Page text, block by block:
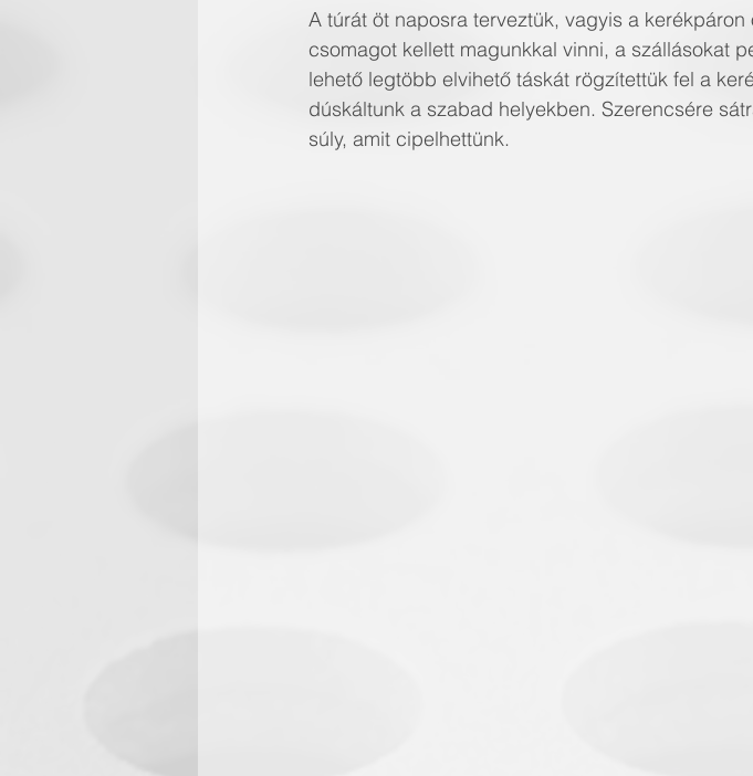
A túrát öt naposra terveztük, vagyis a
csomagot kellett magunkkal vinni, a szállásokat
lehető legtöbb elvihető táskát rögzítettük fel a
dúskáltunk a szabad helyekben. Szerencsére
súly, amit cipelhettünk.